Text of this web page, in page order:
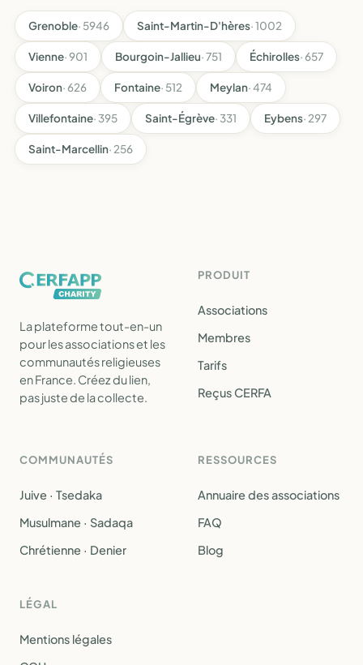
Grenoble· 5946 Saint-Martin-D'hères· 1002
Vienne· 901 Bourgoin-Jallieu· 751 Échirolles· 657
Voiron· 626 Fontaine· 512 Meylan· 474
Villefontaine· 395 Saint-Égrève· 331 Eybens· 297
Saint-Marcellin· 256
La plateforme tout-en-un
pour les associations et les
communautés religieuses
en France. Créez du lien,
pas juste de la collecte.
PRODUIT
Associations
Membres
Tarifs
Reçus CERFA
COMMUNAUTÉS
Juive · Tsedaka
Musulmane · Sadaqa
Chrétienne · Denier
RESSOURCES
Annuaire des associations
FAQ
Blog
LÉGAL
Mentions légales